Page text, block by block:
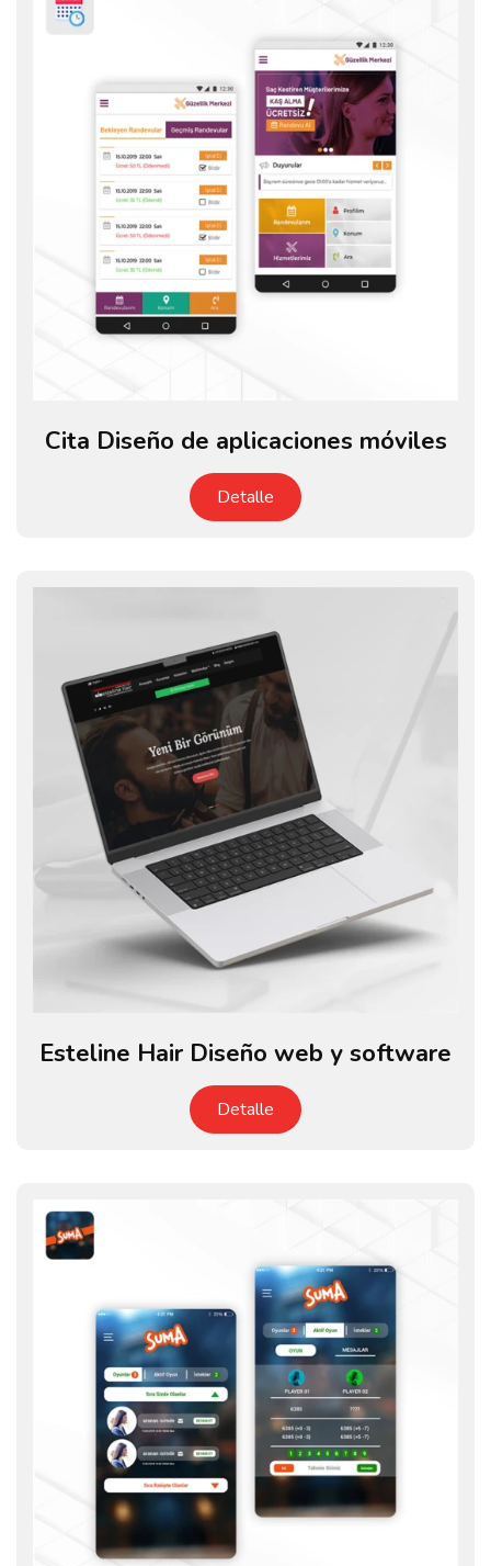
Cita Diseño de aplicaciones móviles
Detalle
Esteline Hair Diseño web y software
Detalle